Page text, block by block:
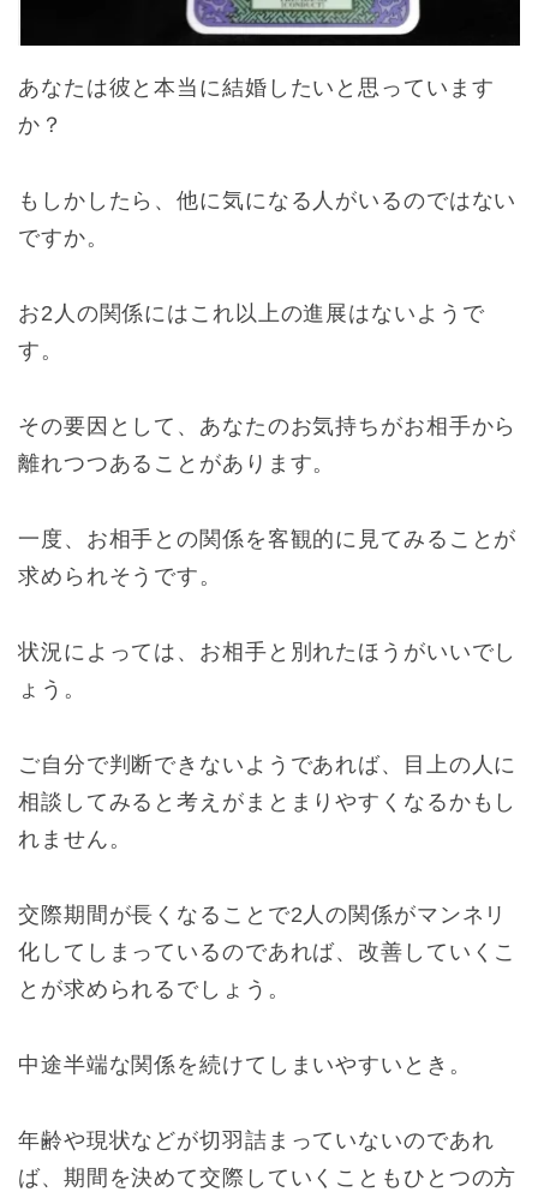
あなたは彼と本当に結婚したいと思っています
か？
もしかしたら、他に気になる人がいるのではない
ですか。
お2人の関係にはこれ以上の進展はないようで
す。
その要因として、あなたのお気持ちがお相手から
離れつつあることがあります。
一度、お相手との関係を客観的に見てみることが
求められそうです。
状況によっては、お相手と別れたほうがいいでし
ょう。
ご自分で判断できないようであれば、目上の人に
相談してみると考えがまとまりやすくなるかもし
れません。
交際期間が長くなることで2人の関係がマンネリ
化してしまっているのであれば、改善していくこ
とが求められるでしょう。
中途半端な関係を続けてしまいやすいとき。
年齢や現状などが切羽詰まっていないのであれ
ば、期間を決めて交際していくこともひとつの方